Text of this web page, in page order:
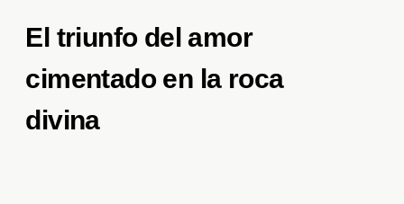
El triunfo del amor
cimentado en la roca
divina